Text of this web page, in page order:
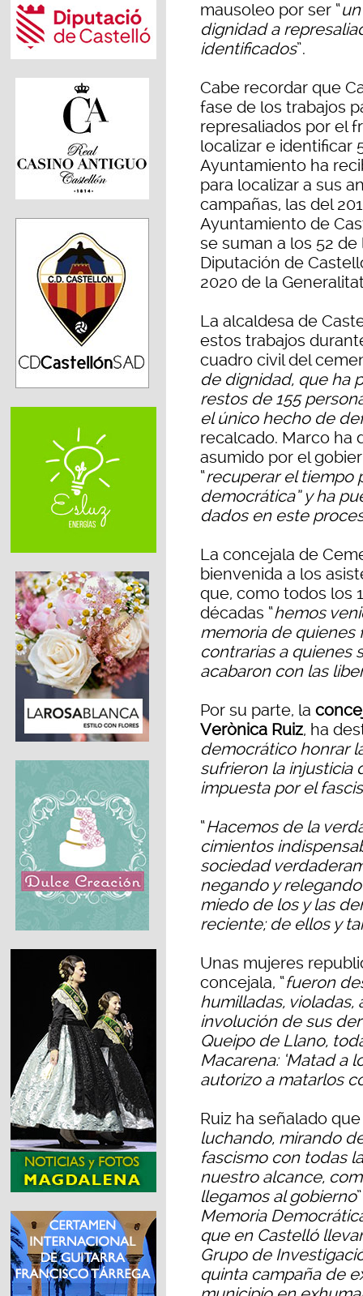
mausoleo por ser “
dignidad a
identificados”.
Cabe recordar que
fase de los trabajos
represaliados por el
localizar e identificar
Ayuntamiento ha
para localizar a sus
campañas, las del
Ayuntamiento de
se suman a los 52 de
Diputación de
2020 de la
La alcaldesa de
estos trabajos
cuadro civil del
de dignidad, que ha
restos de 155
el único hecho de
recalcado. Marco ha
asumido por el
“recuperar el tiempo
democrática” y ha
dados en este
La concejala de
bienvenida a los
que, como todos los
décadas “hemos
memoria de quienes
contrarias a quienes
acabaron con las
Por su parte, la
Verònica Ruiz, ha
democrático honrar
sufrieron la injusticia
impuesta por el
“Hacemos de la
cimientos
sociedad
negando y
miedo de los y las
reciente; de ellos y
Unas mujeres
concejala, “fueron
humilladas, violadas,
involución de sus
Queipo de Llano,
Macarena: ‘Matad a
autorizo a matarlos
Ruiz ha señalado que
luchando, mirando
fascismo con todas
nuestro alcance,
llegamos al gobierno
Memoria
que en Castelló
Grupo de
quinta campaña de